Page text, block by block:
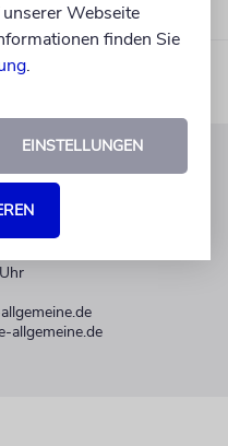
allgemeine.de
Webseite
finden Sie
.
EINSTELLUNGEN